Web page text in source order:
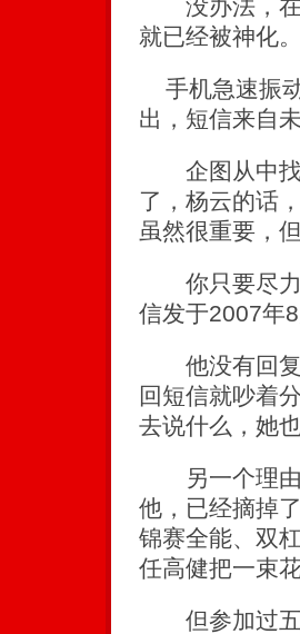
没办法，在
就已经被神化。
手机急速振
出，短信来自
企图从中找
了，杨云的话
虽然很重要，
你只要尽力
信发于2007年8
他没有回复
回短信就吵着
去说什么，她
另一个理由
他，已经摘掉
锦赛全能、双
任高健把一束
但参加过五